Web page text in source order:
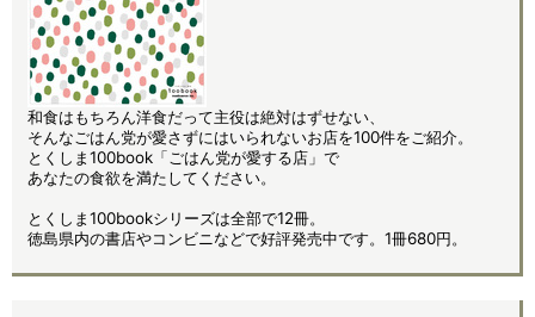
和食はもちろん洋食だって主役は絶対はずせない、
そんなごはん党が愛さずにはいられないお店を100件をご紹介。
とくしま100book「ごはん党が愛する店」で
あなたの食欲を満たしてください。
とくしま100bookシリーズは全部で12冊。
徳島県内の書店やコンビニなどで好評発売中です。1冊680円。